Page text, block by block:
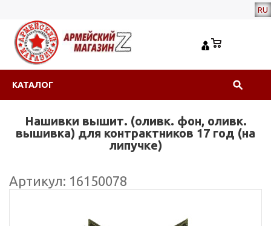
RU
КАТАЛОГ
Нашивки вышит. (оливк. фон, оливк.
вышивка) для контрактников 17 год (на
липучке)
Артикул: 16150078